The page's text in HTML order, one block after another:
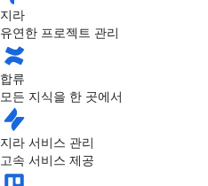
지라
유연한 프로젝트 관리
합류
모든 지식을 한 곳에서
지라 서비스 관리
고속 서비스 제공